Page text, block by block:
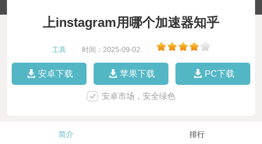
上instagram用哪个加速器知乎
工具 时间：2025-09-02
安卓下载 苹果下载 PC下载
安卓市场，安全绿色
简介 排行